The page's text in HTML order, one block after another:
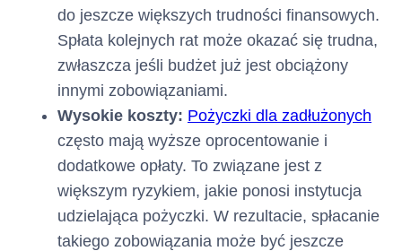
Terminy i
sposób
wypłaty
kredytu :
W jaki sposób i w jakim terminie
otrzyma Pani/Pan pieniądze
Środki z tytułu przyznanego
Limitu kredytowego zostaną
postawione do dyspozycji
rachunku Karty
dniod dnia zawarcia Umowy.
Klient ma możliwość szybkiego
uruchomienia części Limitu
Kredytowego w Rachunku
Karty z chwilą zawarcia Umowy,
w ramach usługi Fast Cash.
do jeszcze większych trudności finansowych.
Spłata kolejnych rat może okazać się trudna,
zwłaszcza jeśli budżet już jest obciążony
innymi zobowiązaniami.
Wysokie koszty: Pożyczki dla zadłużonych
często mają wyższe oprocentowanie i
dodatkowe opłaty. To związane jest z
większym ryzykiem, jakie ponosi instytucja
udzielająca pożyczki. W rezultacie, spłacanie
takiego zobowiązania może być jeszcze